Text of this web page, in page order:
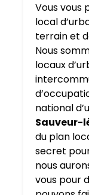
Vous vous
local
terrain et
Nous
locaux
national
Sauveur-
du plan
secret
nous
vous pour